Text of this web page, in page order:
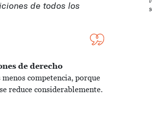
de todos los
de derecho
menos competencia, porque
reduce considerablemente.